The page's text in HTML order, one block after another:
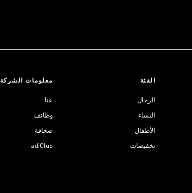
الفئة
الرجال
النساء
الأطفال
تخفيضات
معلومات الشركة
عنا
وظائف
صحافة
adiClub